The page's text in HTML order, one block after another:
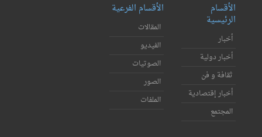
الأقسام
الرئيسية
أخبار
أخبار دولية
ثقافة و فن
أخبار إقتصادية
المجتمع
الأقسام الفرعية
المقالات
الفيديو
الصوتيات
الصور
الملفات